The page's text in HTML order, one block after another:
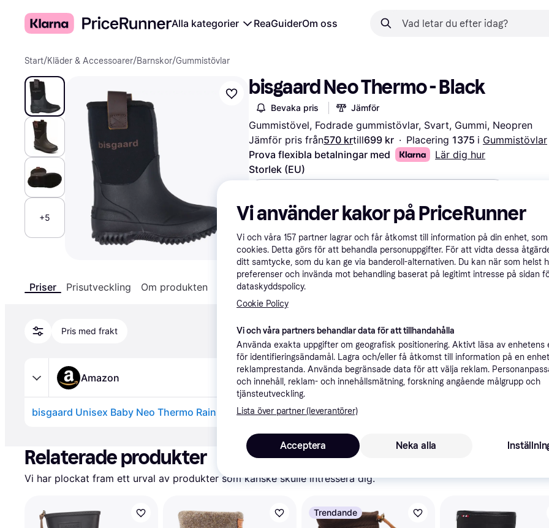
Alla kategorier ReaGuiderOm oss
Start/Kläder & Accessoarer/Barnskor/Gummistövlar
+5
bisgaard Neo Thermo - Black
Bevaka pris Jämför
Gummistövel, Fodrade gummistövlar, Svart, Gummi, Neopren
Jämför pris från570 krtill699 kr · Placering 1375 i Gummistövlar
Prova flexibla betalningar med
Lär dig hur
Storlek (EU)
570 kr 209 kr 498 kr 660 kr 572 kr 209 kr
Priser Prisutveckling Om produkten Specifikationer
Pris med frakt
Amazon
bisgaard Unisex Baby Neo Thermo Rain Boot, Svart - Svart - 22 EU
Relaterade produkter
Vi har plockat fram ett urval av produkter som kanske skulle intressera dig.
Trendande
Vi använder kakor på PriceRunner
Vi och våra 157 partner lagrar och får åtkomst till information på din enhet,
cookies. Detta görs för att behandla personuppgifter. För att vidta dessa
ditt samtycke, som du kan ge via banderoll-alternativen. Du kan när som helst
preferenser och invända mot behandling baserat på legitimt intresse på sidan
dataskyddspolicy.
Cookie Policy
Vi och våra partners behandlar data för att tillhandahålla
Använda exakta uppgifter om geografisk positionering. Aktivt läsa av enhetens
för identifieringsändamål. Lagra och/eller få åtkomst till information på en
reklamprestanda. Använda begränsade data för att välja reklam.
och innehåll, reklam- och innehållsmätning, forskning angående målgrupp och
tjänsteutveckling.
Lista över partner (leverantörer)
Neka alla
Acceptera